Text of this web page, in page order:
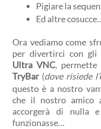
Pigiare la
Ed altre
Ora vediamo come
per divertirci con gli
Ultra VNC, permette
TryBar(dove risiede
questo è a nostro
che il nostro amico
accorgerà di nulla
funzionasse…